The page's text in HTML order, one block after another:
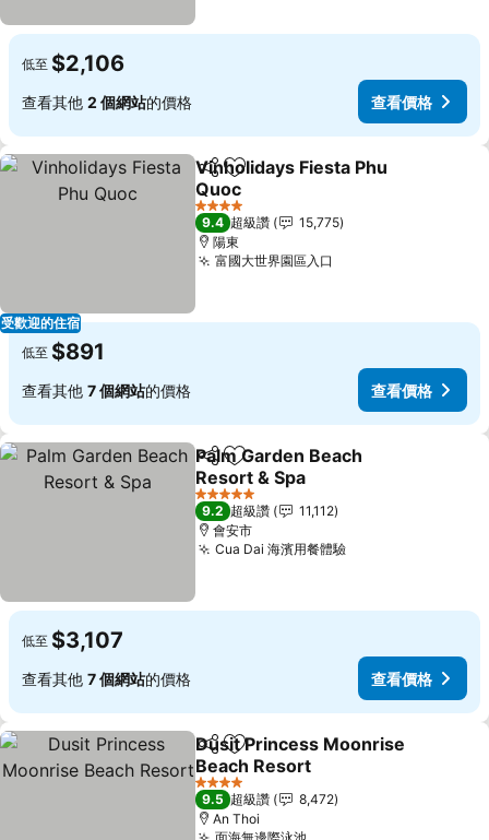
低至 $2,106
查看其他 2 個網站的價格 查看價格
受歡迎的住宿
分享 加入我的最愛
Vinholidays Fiesta Phu
Quoc
4 星級
9.4 超級讚
15,775
陽東
富國大世界園區入口
低至 $891
查看其他 7 個網站的價格 查看價格
分享 加入我的最愛
Palm Garden Beach
Resort & Spa
5 星級
9.2 超級讚
11,112
會安市
Cua Dai 海濱用餐體驗
低至 $3,107
查看其他 7 個網站的價格 查看價格
分享 加入我的最愛
Dusit Princess Moonrise
Beach Resort
4 星級
9.5 超級讚
8,472
An Thoi